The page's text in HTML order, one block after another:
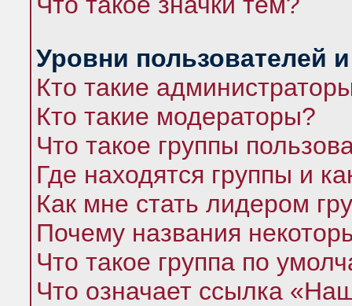
Уровни пользователей
Кто такие
Кто такие модераторы?
Что такое группы
Где находятся группы и
Как мне стать лидером
Почему названия
Что такое группа по
Что означает ссылка